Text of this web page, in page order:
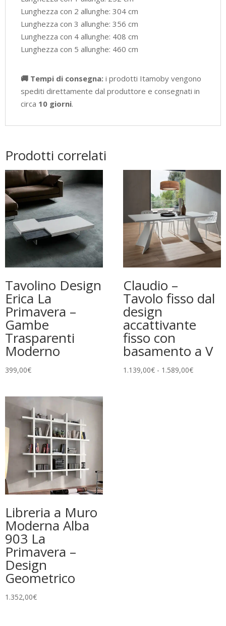
Lunghezza con 2 allunghe: 304 cm
Lunghezza con 3 allunghe: 356 cm
Lunghezza con 4 allunghe: 408 cm
Lunghezza con 5 allunghe: 460 cm
🚚 Tempi di consegna: i prodotti Itamoby vengono
spediti direttamente dal produttore e consegnati in
circa 10 giorni.
Prodotti correlati
Tavolino Design
Erica La
Primavera –
Gambe
Trasparenti
Moderno
399,00€
Claudio –
Tavolo fisso dal
design
accattivante
fisso con
basamento a V
1.139,00€ - 1.589,00€Fascia
Libreria a Muro
Moderna Alba
903 La
Primavera –
Design
Geometrico
1.352,00€